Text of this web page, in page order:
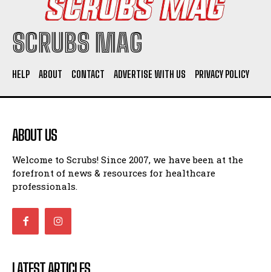
SCRUBS MAG
HELP ABOUT CONTACT ADVERTISE WITH US PRIVACY POLICY
ABOUT US
Welcome to Scrubs! Since 2007, we have been at the
forefront of news & resources for healthcare
professionals.